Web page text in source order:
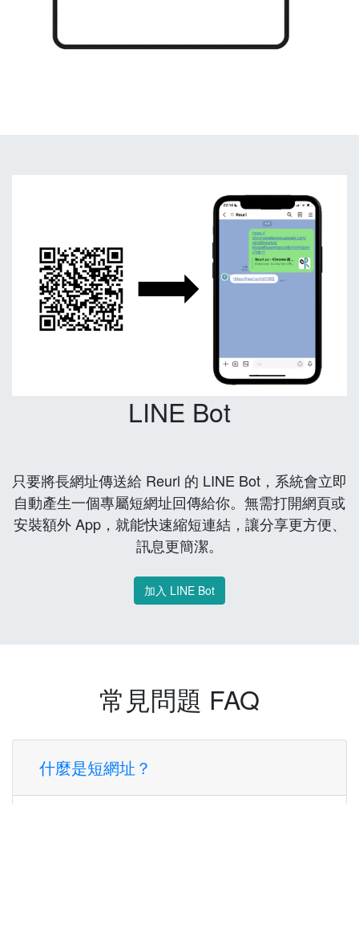
LINE Bot
只要將長網址傳送給 Reurl 的 LINE Bot，系統會立即
自動產生一個專屬短網址回傳給你。無需打開網頁或
安裝額外 App，就能快速縮短連結，讓分享更方便、
訊息更簡潔。
加入 LINE Bot
常見問題 FAQ
什麼是短網址？